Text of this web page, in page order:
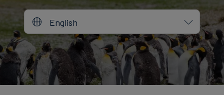
所
地
誠
実
エ
ル
ギ
ー・
電
後
イ
ベ
ン
ト
English